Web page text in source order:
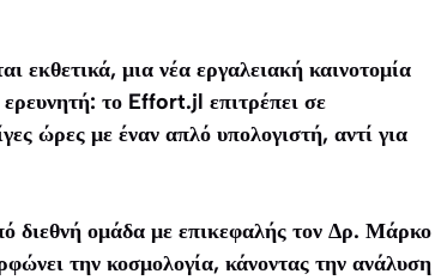
εκθετικά, μια νέα εργαλειακή καινοτομία
το Effort.jl επιτρέπει σε
ώρες με έναν απλό υπολογιστή, αντί για
διεθνή ομάδα με επικεφαλής τον Δρ. Μάρκο
την κοσμολογία, κάνοντας την ανάλυση